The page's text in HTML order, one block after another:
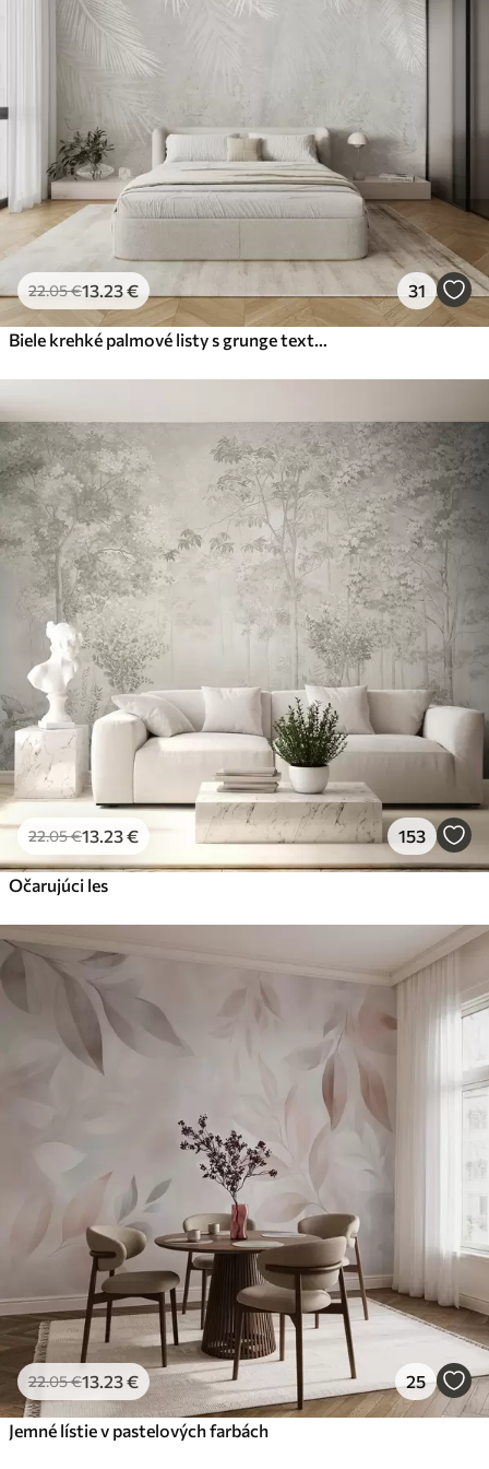
Premium
.00 € /m²
Prémiový vinyl
.0039.00
Peel and Stick
81
22.05€13 .23€ 31
22.05€13 .23€ 153
Očarujúci les
22.05€13 .23€ 25
Jemné lístie v pastelových farbách